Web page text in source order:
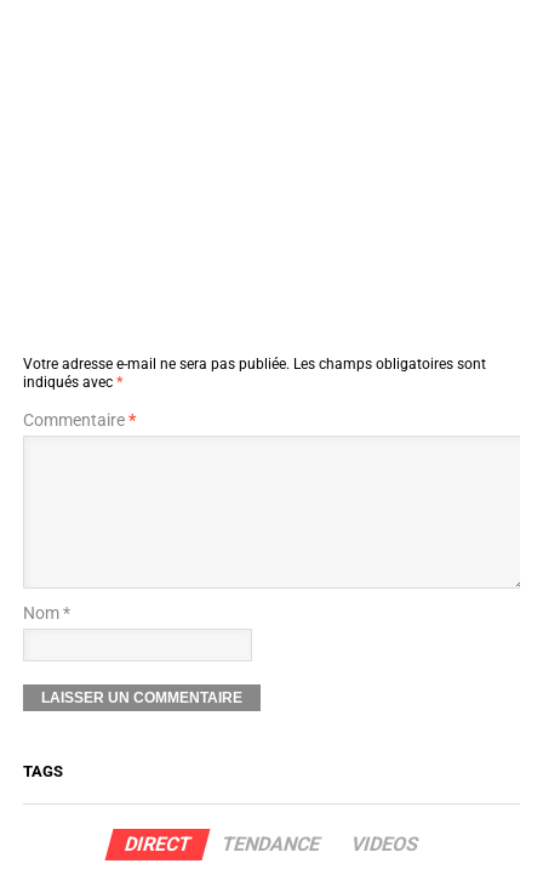
Votre adresse e-mail ne sera pas publiée. Les champs obligatoires sont
indiqués avec *
Commentaire*
Nom *
TAGS
DIRECT TENDANCE VIDEOS